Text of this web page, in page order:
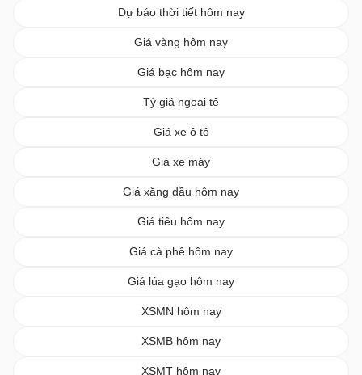
Dự báo thời tiết hôm nay
Giá vàng hôm nay
Giá bạc hôm nay
Tỷ giá ngoại tệ
Giá xe ô tô
Giá xe máy
Giá xăng dầu hôm nay
Giá tiêu hôm nay
Giá cà phê hôm nay
Giá lúa gạo hôm nay
XSMN hôm nay
XSMB hôm nay
XSMT hôm nay